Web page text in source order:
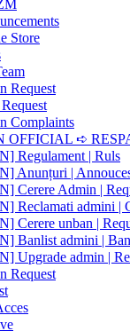
Store
Request
Complaints
OFFICIAL ➪
Regulament | Ruls
Anunțuri |
Cerere Admin |
Reclamati admini |
Cerere unban |
Banlist admini |
Upgrade admin |
Request